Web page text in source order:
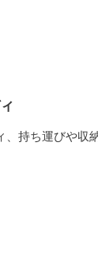
持ち運びや収